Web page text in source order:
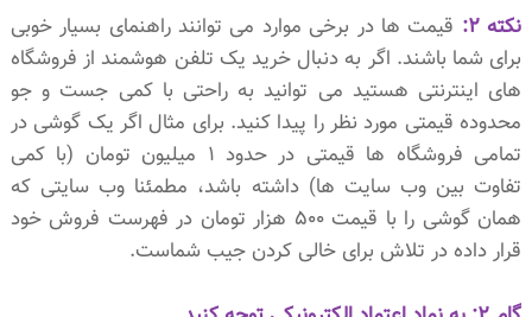
نکته 2:
قیمت ها در برخی موارد می توانند راهنمای بسیار خوبی
برای شما باشند. اگر به دنبال خرید یک تلفن هوشمند از فروشگاه
های اینترنتی هستید می توانید به راحتی با کمی جست و جو
محدوده قیمتی مورد نظر را پیدا کنید. برای مثال اگر یک گوشی در
تمامی فروشگاه ها قیمتی در حدود 1 میلیون تومان (با کمی
تفاوت بین وب سایت ها) داشته باشد، مطمئنا وب سایتی که
همان گوشی را با قیمت 500 هزار تومان در فهرست فروش خود
قرار داده در تلاش برای خالی کردن جیب شماست.